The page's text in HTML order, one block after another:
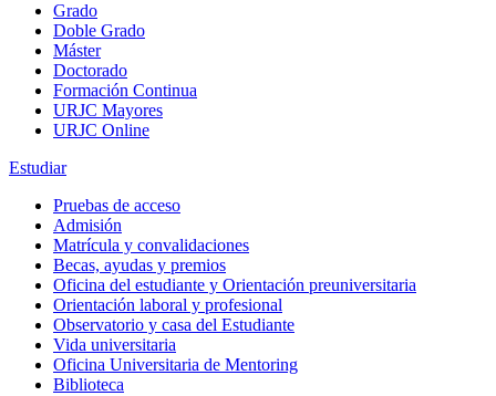
Grado
Doble Grado
Máster
Doctorado
Formación Continua
URJC Mayores
URJC Online
Estudiar
Pruebas de acceso
Admisión
Matrícula y convalidaciones
Becas, ayudas y premios
Oficina del estudiante y Orientación preuniversitaria
Orientación laboral y profesional
Observatorio y casa del Estudiante
Vida universitaria
Oficina Universitaria de Mentoring
Biblioteca